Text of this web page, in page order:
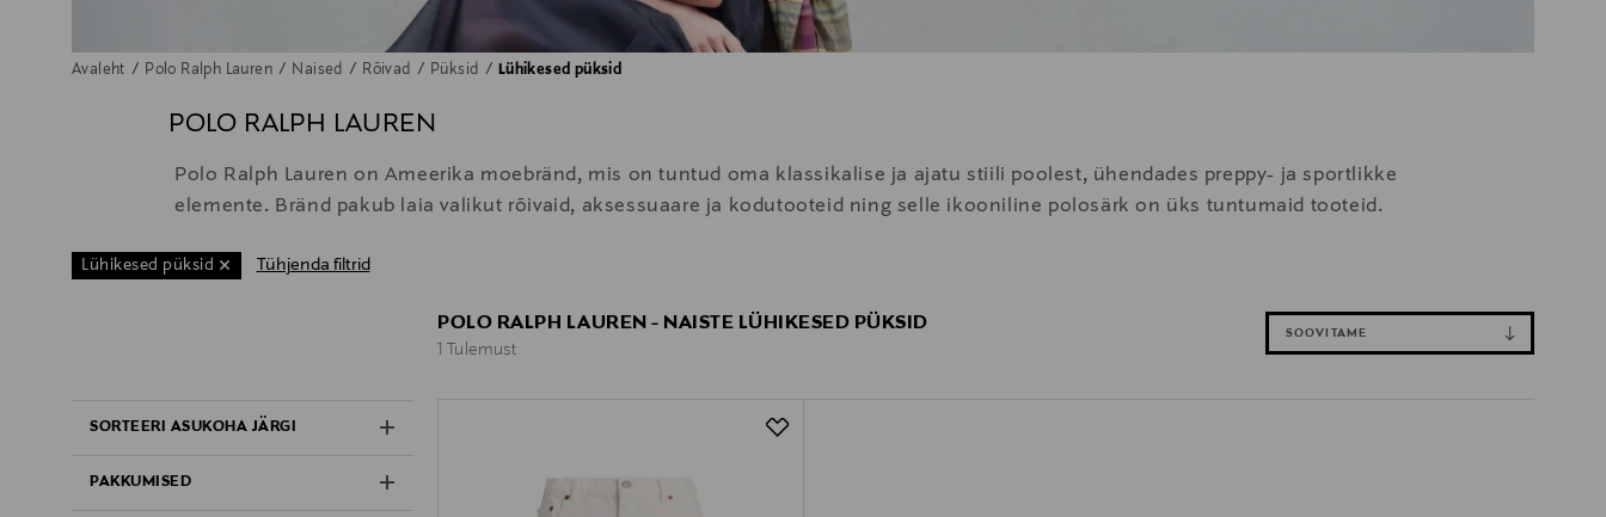
Avaleht Polo Ralph Lauren Naised Rõivad Püksid Lühikesed püksid
POLO RALPH LAUREN
Polo Ralph Lauren on Ameerika moebränd, mis on tuntud oma klassikalise ja ajatu stiili poolest, ühendades preppy- ja sportlikke
elemente. Bränd pakub laia valikut rõivaid, aksessuaare ja kodutooteid ning selle ikooniline polosärk on üks tuntumaid tooteid.
Lühikesed püksid Tühjenda filtrid
SORTEERI ASUKOHA JÄRGI
PAKKUMISED
POLO RALPH LAUREN - NAISTE LÜHIKESED PÜKSID
1 Tulemust
SOOVITAME